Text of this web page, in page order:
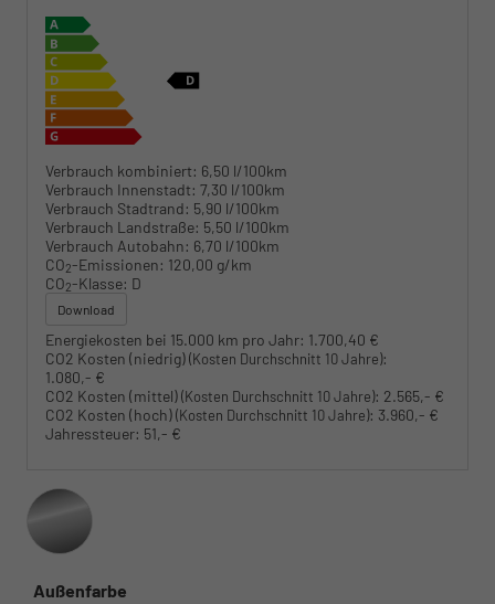
Verbrauch kombiniert: 6,50 l/100km
Verbrauch Innenstadt: 7,30 l/100km
Verbrauch Stadtrand: 5,90 l/100km
Verbrauch Landstraße: 5,50 l/100km
Verbrauch Autobahn: 6,70 l/100km
CO2-Emissionen: 120,00 g/km
CO2-Klasse: D
Download
Energiekosten bei 15.000 km pro Jahr: 1.700,40 €
CO2 Kosten (niedrig)(Kosten Durchschnitt 10 Jahre):
1.080,- €
CO2 Kosten (mittel)(Kosten Durchschnitt 10 Jahre): 2.565,- €
CO2 Kosten (hoch)(Kosten Durchschnitt 10 Jahre): 3.960,- €
Jahressteuer: 51,- €
Außenfarbe